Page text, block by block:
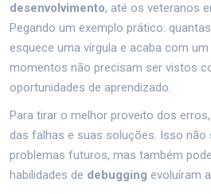
desenvolvimento, até os veteranos
Pegando um exemplo prático:
esquece uma vírgula e acaba com
momentos não precisam ser vistos
oportunidades de aprendizado.
Para tirar o melhor proveito dos
das falhas e suas soluções. Isso não
problemas futuros, mas também
habilidades de debugging evoluíram